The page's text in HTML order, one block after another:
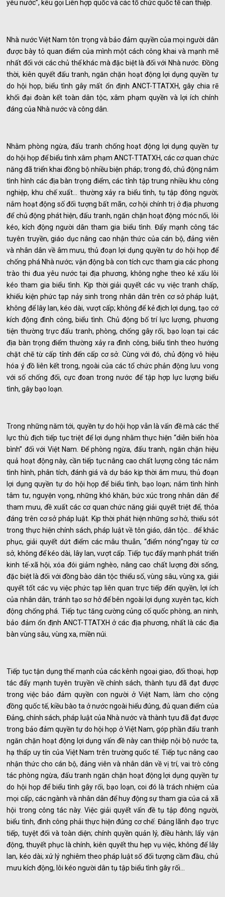
yêu nước”, kêu gọi Liên hợp quốc và các tổ chức quốc tế can thiệp.
Nhà nước Việt Nam tôn trọng và bảo đảm quyền của mọi người dân
được bày tỏ quan điểm của mình một cách công khai và mạnh mẽ
nhất đối với các chủ thể khác mà đặc biệt là đối với Nhà nước. Đồng
thời, kiên quyết đấu tranh, ngăn chặn hoạt động lợi dụng quyền tự
do hội họp, biểu tình gây mất ổn định ANCT-TTATXH, gây chia rẽ
khối đại đoàn kết toàn dân tộc, xâm phạm quyền và lợi ích chính
đáng của Nhà nước và công dân.
Nhằm phòng ngừa, đấu tranh chống hoạt động lợi dụng quyền tự
do hội họp để biểu tình xâm phạm ANCT-TTATXH, các cơ quan chức
năng đã triển khai đồng bộ nhiều biện pháp; trong đó, chủ động nắm
tình hình các địa bàn trọng điểm, các tỉnh tập trung nhiều khu công
nghiệp, khu chế xuất… thường xảy ra biểu tình, tụ tập đông người;
nắm hoạt động số đối tượng bất mãn, cơ hội chính trị ở địa phương
để chủ động phát hiện, đấu tranh, ngăn chặn hoạt động móc nối, lôi
kéo, kích động người dân tham gia biểu tình. Đẩy mạnh công tác
tuyên truyền, giáo dục nâng cao nhận thức của cán bộ, đảng viên
và nhân dân về âm mưu, thủ đoạn lợi dụng quyền tự do hội họp để
chống phá Nhà nước; vận động bà con tích cực tham gia các phong
trào thi đua yêu nước tại địa phương, không nghe theo kẻ xấu lôi
kéo tham gia biểu tình. Kịp thời giải quyết các vụ việc tranh chấp,
khiếu kiện phức tạp nảy sinh trong nhân dân trên cơ sở pháp luật,
không để lây lan, kéo dài, vượt cấp; không để kẻ địch lợi dụng, tạo cớ
kích động đình công, biểu tình. Chủ động bố trí lực lượng, phương
tiện thường trực đấu tranh, phòng, chống gây rối, bạo loạn tại các
địa bàn trọng điểm thường xảy ra đình công, biểu tình theo hướng
chặt chẽ từ cấp tỉnh đến cấp cơ sở. Cùng với đó, chủ động vô hiệu
hóa ý đồ liên kết trong, ngoài của các tổ chức phản động lưu vong
với số chống đối, cực đoan trong nước để tập hợp lực lượng biểu
tình, gây bạo loạn.
Trong những năm tới, quyền tự do hội họp vẫn là vấn đề mà các thế
lực thù địch tiếp tục triệt để lợi dụng nhằm thực hiện “diễn biến hòa
bình” đối với Việt Nam. Để phòng ngừa, đấu tranh, ngăn chặn hiệu
quả hoạt động này, cần tiếp tục nâng cao chất lượng công tác nắm
tình hình, phân tích, đánh giá và dự báo kịp thời âm mưu, thủ đoạn
lợi dụng quyền tự do hội họp để biểu tình, bạo loạn; nắm tình hình
tâm tư, nguyện vọng, những khó khăn, bức xúc trong nhân dân để
tham mưu, đề xuất các cơ quan chức năng giải quyết triệt để, thỏa
đáng trên cơ sở pháp luật. Kịp thời phát hiện những sơ hở, thiếu sót
trong thực hiện chính sách, pháp luật về tôn giáo, dân tộc… để khắc
phục, giải quyết dứt điểm các mâu thuẫn, “điểm nóng”ngay từ cơ
sở, không để kéo dài, lây lan, vượt cấp. Tiếp tục đẩy mạnh phát triển
kinh tế-xã hội, xóa đói giảm nghèo, nâng cao chất lượng đời sống,
đặc biệt là đối với đồng bào dân tộc thiểu số, vùng sâu, vùng xa, giải
quyết tốt các vụ việc phức tạp liên quan trực tiếp đến quyền, lợi ích
của nhân dân, tránh tạo sơ hở để bên ngoài lợi dụng xuyên tạc, kích
động chống phá. Tiếp tục tăng cường củng cố quốc phòng, an ninh,
bảo đảm ổn định ANCT-TTATXH ở các địa phương, nhất là các địa
bàn vùng sâu, vùng xa, miền núi.
Tiếp tục tận dụng thế mạnh của các kênh ngoại giao, đối thoại, hợp
tác đẩy mạnh tuyên truyền về chính sách, thành tựu đã đạt được
trong việc bảo đảm quyền con người ở Việt Nam, làm cho cộng
đồng quốc tế, kiều bào ta ở nước ngoài hiểu đúng, đủ quan điểm của
Đảng, chính sách, pháp luật của Nhà nước và thành tựu đã đạt được
trong bảo đảm quyền tự do hội họp ở Việt Nam, góp phần đấu tranh
ngăn chặn hoạt động lợi dụng vấn đề này can thiệp nội bộ nước ta,
hạ thấp uy tín của Việt Nam trên trường quốc tế. Tiếp tục nâng cao
nhận thức cho cán bộ, đảng viên và nhân dân về vị trí, vai trò công
tác phòng ngừa, đấu tranh ngăn chặn hoạt động lợi dụng quyền tự
do hội họp để biểu tình gây rối, bạo loạn, coi đó là trách nhiệm của
mọi cấp, các ngành và nhân dân để huy động sự tham gia của cả xã
hội trong công tác này. Việc giải quyết vấn đề tụ tập đông người,
biểu tình, đình công phải thực hiện đúng cơ chế: Đảng lãnh đạo trực
tiếp, tuyệt đối và toàn diện; chính quyền quản lý, điều hành; lấy vận
động, thuyết phục là chính, kiên quyết thu hẹp vụ việc, không để lây
lan, kéo dài; xử lý nghiêm theo pháp luật số đối tượng cầm đầu, chủ
mưu kích động, lôi kéo người dân tụ tập biểu tình gây rối...